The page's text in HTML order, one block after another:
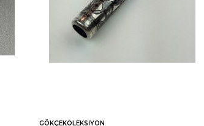
GÖKÇEKOLEKSIYON